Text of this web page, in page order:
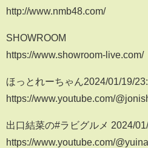
http://www.nmb48.com/
SHOWROOM
https://www.showroom-live.com/
ほっとれーちゃん2024/01/19/
https://www.youtube.com/
出口結菜の#ラビグルメ 2024/
https://www.youtube.com/